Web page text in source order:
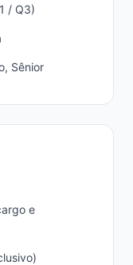
/ Q3)
Sênior
e